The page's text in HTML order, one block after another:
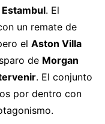
. El
un remate de
el Aston Villa
de Morgan
. El conjunto
por dentro con